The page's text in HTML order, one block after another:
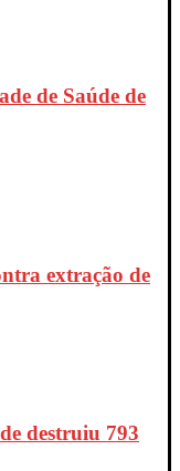
de Saúde de
extração de
destruiu 793